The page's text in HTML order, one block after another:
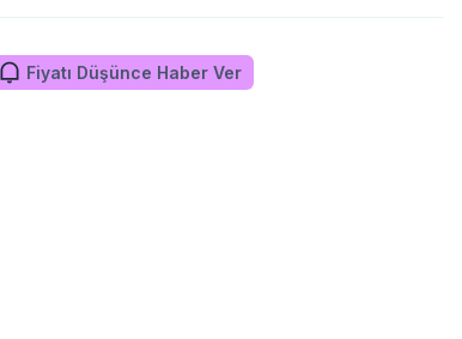
Fiyatı Düşünce Haber Ver